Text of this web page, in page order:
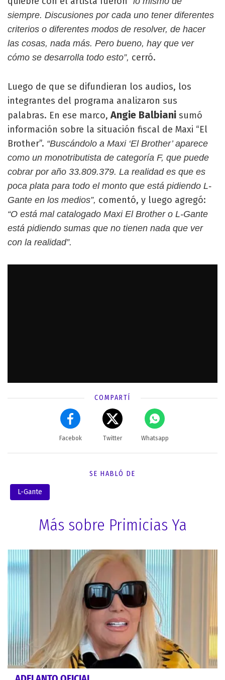
siempre. Discusiones por cada uno tener diferentes
criterios o diferentes modos de resolver, de hacer
las cosas, nada más. Pero bueno, hay que ver
cómo se desarrolla todo esto”, cerró.
Luego de que se difundieran los audios, los
integrantes del programa analizaron sus
palabras. En ese marco, Angie Balbiani sumó
información sobre la situación fiscal de Maxi “El
Brother”. “Buscándolo a Maxi ‘El Brother’ aparece
como un monotributista de categoría F, que puede
cobrar por año 33.809.379. La realidad es que es
poca plata para todo el monto que está pidiendo L-
Gante en los medios”, comentó, y luego agregó:
“O está mal catalogado Maxi El Brother o L-Gante
está pidiendo sumas que no tienen nada que ver
con la realidad”.
COMPARTÍ
Facebok Twitter Whatsapp
SE HABLÓ DE
L-Gante
Más sobre Primicias Ya